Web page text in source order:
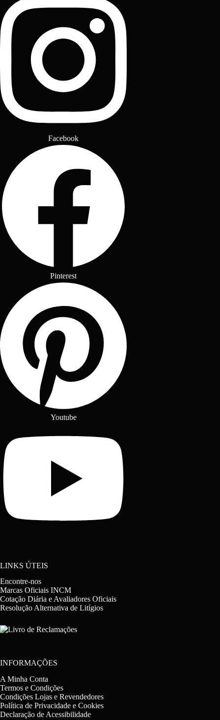
Facebook
Pinterest
Youtube
LINKS ÚTEIS
Encontre-nos
Marcas Oficiais INCM
Cotação Diária e Avaliadores Oficiais
Resolução Alternativa de Litígios
INFORMAÇÕES
A Minha Conta
Termos e Condições
Condições Lojas e Revendedores
Política de Privacidade e Cookies
Declaração de Acessibilidade